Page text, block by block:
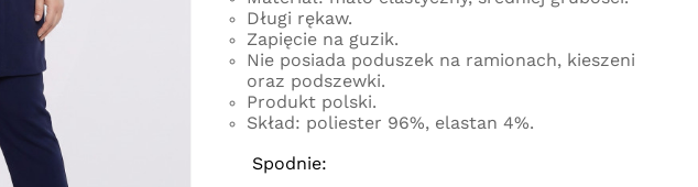
Długi rękaw.
Zapięcie na guzik.
Nie posiada poduszek na ramionach, kieszeni
oraz podszewki.
Produkt polski.
Skład: poliester 96%, elastan 4%.
Spodnie: